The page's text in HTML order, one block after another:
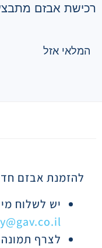
רכישת אבזם
המלאי אזל
להזמנת אבזם
יש לשלוח
לצרף